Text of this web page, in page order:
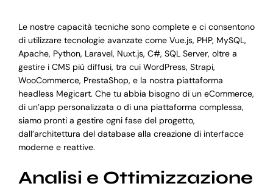
Le nostre capacità tecniche sono complete e ci consentono
di utilizzare tecnologie avanzate come Vue.js, PHP, MySQL,
Apache, Python, Laravel, Nuxt.js, C#, SQL Server, oltre a
gestire i CMS più diffusi, tra cui WordPress, Strapi,
WooCommerce, PrestaShop, e la nostra piattaforma
headless Megicart. Che tu abbia bisogno di un eCommerce,
di un’app personalizzata o di una piattaforma complessa,
siamo pronti a gestire ogni fase del progetto,
dall’architettura del database alla creazione di interfacce
moderne e reattive.
Analisi e Ottimizzazione